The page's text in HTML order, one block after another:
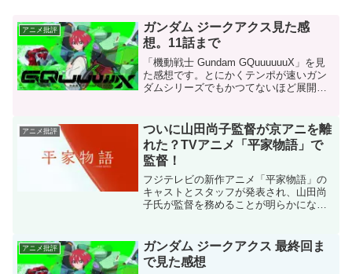
アニメ批評
ガンダム ジークアクス見た感
想。11話まで
「機動戦士 Gundam GQuuuuuuX」を見
た感想です。とにかくテンポが速いガン
ダムシリーズでもかつてないほど展開が
ではあるがここまでではない。よく...
アニメ批評
ついに山田尚子監督が京アニを離
れた？TVアニメ「平家物語」で
監督！
フジテレビの新作アニメ「平家物語」の
キャストとスタッフが発表され、山田尚
子氏が監督を務めることが明らかになり
いおん！」や「聲の形」「リズと青い
鳥」の監督を務めたり、演出...
アニメ批評
ガンダム ジークアクス 最終回ま
で見た感想